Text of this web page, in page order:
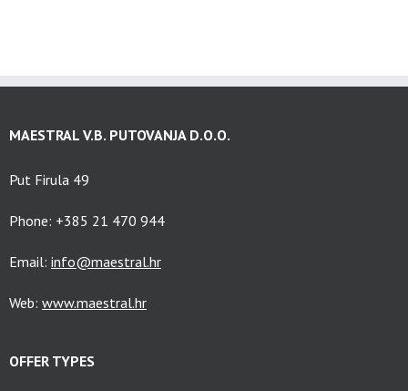
MAESTRAL V.B. PUTOVANJA D.O.O.
Put Firula 49
Phone: +385 21 470 944
Email: info@maestral.hr
Web: www.maestral.hr
OFFER TYPES